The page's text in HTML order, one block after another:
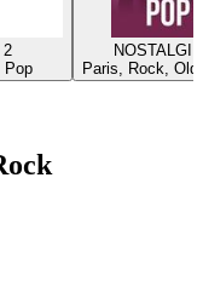
2
Pop
Paris, Rock,